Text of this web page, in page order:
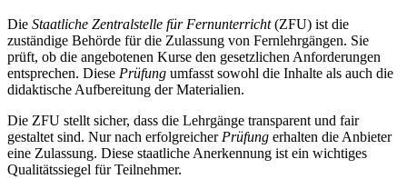
Die Staatliche Zentralstelle für Fernunterricht(ZFU) ist die
zuständige Behörde für die Zulassung von Fernlehrgängen. Sie
prüft, ob die angebotenen Kurse den gesetzlichen Anforderungen
entsprechen. Diese Prüfung umfasst sowohl die Inhalte als auch die
didaktische Aufbereitung der Materialien.
Die ZFU stellt sicher, dass die Lehrgänge transparent und fair
gestaltet sind. Nur nach erfolgreicherPrüfung erhalten die Anbieter
eine Zulassung. Diese staatliche Anerkennung ist ein wichtiges
Qualitätssiegel für Teilnehmer.